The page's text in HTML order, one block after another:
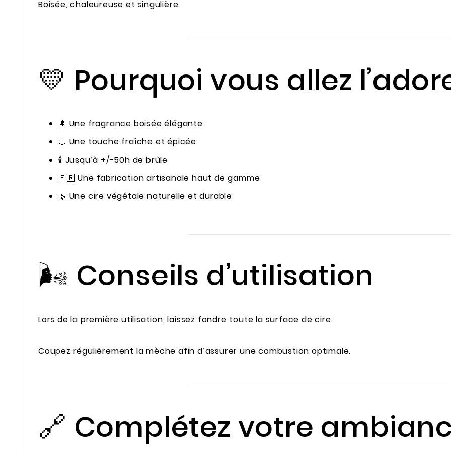
Boisée, chaleureuse et singulière.
💛 Pourquoi vous allez
🌲 Une fragrance boisée élégante
🍊 Une touche fraîche et épicée
🕯️ Jusqu’à +/-50h de brûle
🇫🇷 Une fabrication artisanale haut de gamme
🌿 Une cire végétale naturelle et durable
🌬️ Conseils d’utilisation
Lors de la première utilisation, laissez fondre toute la surface de cire.
Coupez régulièrement la mèche afin d’assurer une combustion optimale.
🔗 Complétez votre